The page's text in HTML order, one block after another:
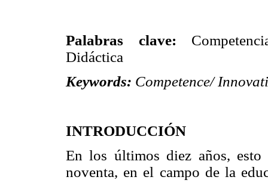
Palabras clave:
Didáctica
Keywords: Competence/
INTRODUCCIÓN
En los últimos diez años, esto
noventa, en el campo de la